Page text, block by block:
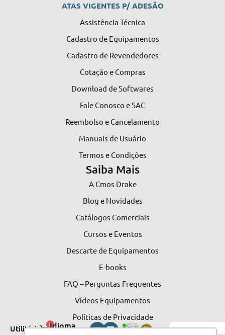
ATAS VIGENTES P/ ADESÃO
Assistência Técnica
Cadastro de Equipamentos
Cadastro de Revendedores
Cotação e Compras
Download de Softwares
Fale Conosco e SAC
Reembolso e Cancelamento
Manuais de Usuário
Termos e Condições
Saiba Mais
A Cmos Drake
Blog e Novidades
Catálogos Comerciais
Cursos e Eventos
Descarte de Equipamentos
E-books
FAQ – Perguntas Frequentes
Vídeos Equipamentos
Políticas de Privacidade
Utilitários 0Idioma